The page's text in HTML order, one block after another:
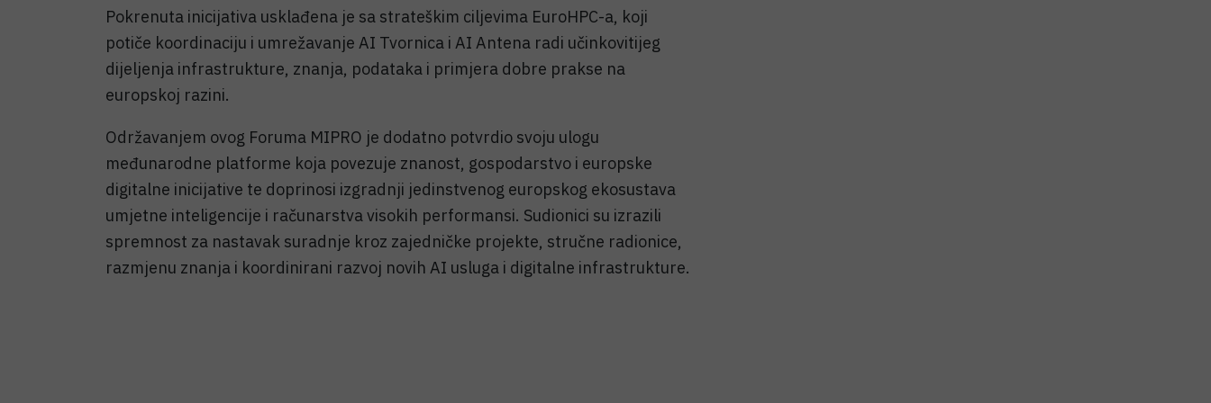
Pokrenuta inicijativa usklađena je sa strateškim ciljevima EuroHPC-a, koji
potiče koordinaciju i umrežavanje AI Tvornica i AI Antena radi učinkovitijeg
dijeljenja infrastrukture, znanja, podataka i primjera dobre prakse na
europskoj razini.
Održavanjem ovog Foruma MIPRO je dodatno potvrdio svoju ulogu
međunarodne platforme koja povezuje znanost, gospodarstvo i europske
digitalne inicijative te doprinosi izgradnji jedinstvenog europskog ekosustava
umjetne inteligencije i računarstva visokih performansi. Sudionici su izrazili
spremnost za nastavak suradnje kroz zajedničke projekte, stručne radionice,
razmjenu znanja i koordinirani razvoj novih AI usluga i digitalne infrastrukture.